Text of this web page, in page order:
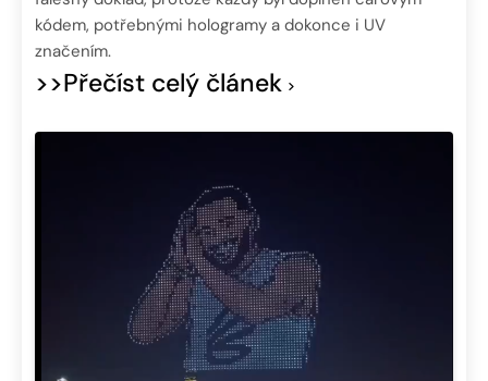
kódem, potřebnými hologramy a dokonce i UV
značením.
>>Přečíst celý článek